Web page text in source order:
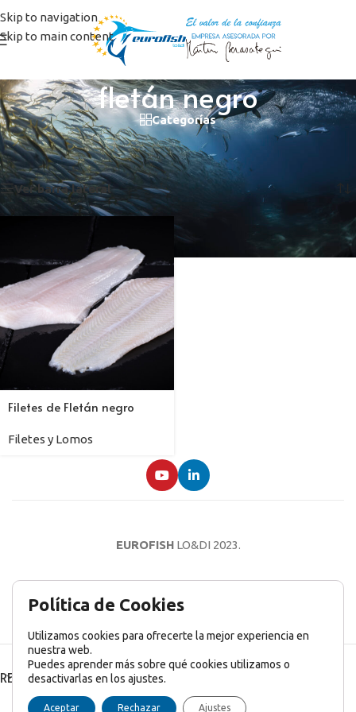
Skip to navigation
Skip to main content
fletán negro
Categorías
Inicio/Productos etiquetados “fletán negro”
Mostrando el único resultado
Ver barra lateral
Filetes de Fletán negro
Filetes y Lomos
EUROFISHLO&DI 2023.
AVISO LEGAL POLÍTICA DE PRIVACIDAD
RECENT POSTS
Política de Cookies
Utilizamos cookies para ofrecerte la mejor experiencia en
nuestra web.
Puedes aprender más sobre qué cookies utilizamos o
desactivarlas en los ajustes.
Aceptar Rechazar Ajustes
English Inglés) Français(Francés